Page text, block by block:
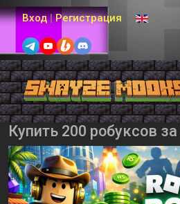
Вход | Регистрация
Купить 200 робуксов за